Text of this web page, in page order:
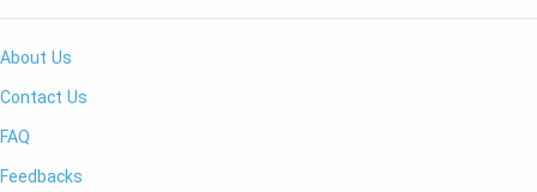
About Us
Contact Us
FAQ
Feedbacks